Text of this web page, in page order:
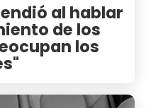
al hablar
de los
los